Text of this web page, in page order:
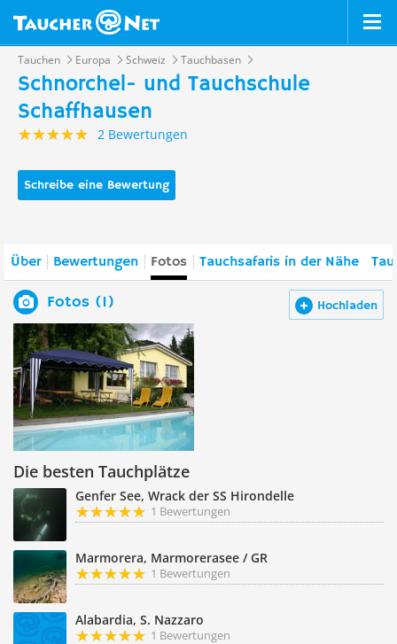
Tauchen Europa Schweiz Tauchbasen
Schnorchel- und Tauchschule
Schaffhausen
2 Bewertungen
Schreibe eine Bewertung
Über Bewertungen Fotos Tauchsafaris in der Nähe
Hochladen
Fotos (1)
Die besten Tauchplätze
Genfer See, Wrack der SS Hirondelle
1 Bewertungen
Marmorera, Marmorerasee / GR
1 Bewertungen
Alabardia, S. Nazzaro
1 Bewertungen